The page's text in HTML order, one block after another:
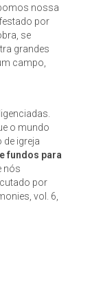
nossa
por
se
grandes
campo,
o mundo
igreja
fundos para
nós
por
vol. 6,